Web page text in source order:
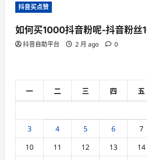
g
a
t
抖音买点赞
如何买1000抖音粉呢-抖音粉丝
抖音自助平台 2 月 ago 0
一
二 三 四 五
3
4 5 6 7
10
11 12 13 14